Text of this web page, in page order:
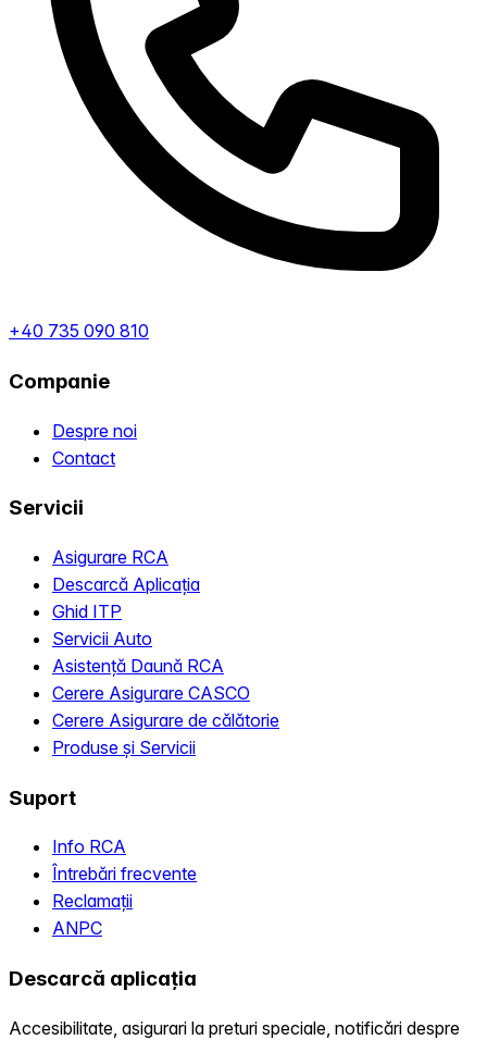
+40 735 090 810
Companie
Despre noi
Contact
Servicii
Asigurare RCA
Descarcă Aplicația
Ghid ITP
Servicii Auto
Asistență Daună RCA
Cerere Asigurare CASCO
Cerere Asigurare de călătorie
Produse și Servicii
Suport
Info RCA
Întrebări frecvente
Reclamații
ANPC
Descarcă aplicația
Accesibilitate, asigurari la preturi speciale, notificări despre